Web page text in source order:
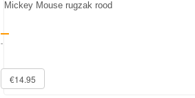
Mickey Mouse rugzak rood
-
€14.95